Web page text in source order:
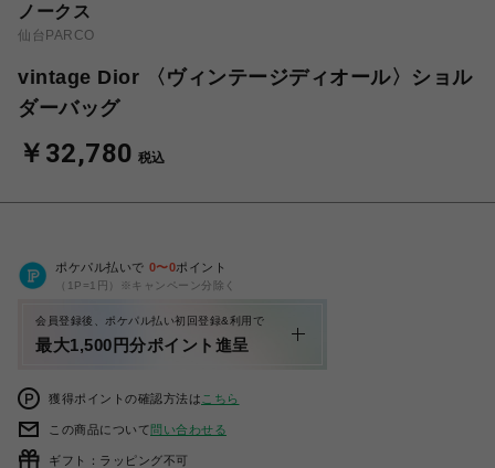
ノークス
仙台PARCO
vintage Dior 〈ヴィンテージディオール〉ショル
ダーバッグ
￥32,780 税込
ポケパル払いで 0〜0ポイント
（1P=1円）※キャンペーン分除く
会員登録後、ポケパル払い初回登録&利用で
最大1,500円分ポイント進呈
獲得ポイントの確認方法は こちら
この商品について問い合わせる
ギフト：ラッピング不可